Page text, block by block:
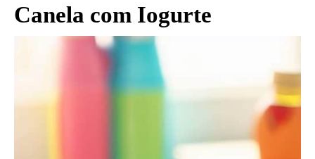
Canela com Iogurte